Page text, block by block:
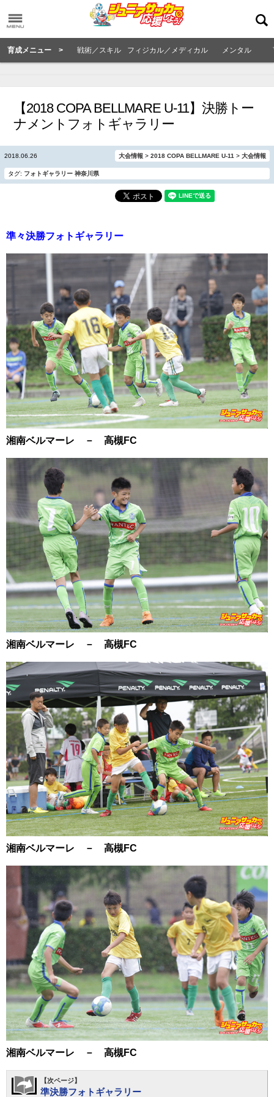
育成メニュー > 戦術／スキル フィジカル／メディカル メンタル
【2018 COPA BELLMARE U-11】決勝トー
ナメントフォトギャラリー
2018.06.26 大会情報 > 2018 COPA BELLMARE U-11 > 大会情報
タグ: フォトギャラリー 神奈川県
準々決勝フォトギャラリー
湘南ベルマーレ － 高槻FC
湘南ベルマーレ － 高槻FC
湘南ベルマーレ － 高槻FC
湘南ベルマーレ － 高槻FC
【次ページ】
準決勝フォトギャラリー